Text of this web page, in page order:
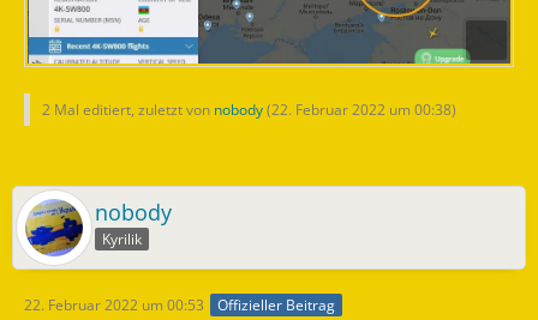
2 Mal editiert, zuletzt von nobody(22. Februar 2022 um 00:38)
nobody
Kyrilik
22. Februar 2022 um 00:53 Offizieller Beitrag